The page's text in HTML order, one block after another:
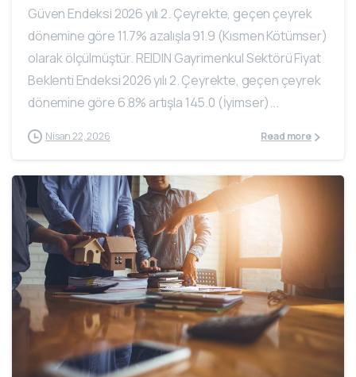
Güven Endeksi 2026 yılı 2. Çeyrekte, geçen çeyrek
dönemine göre 11.7% azalışla 91.9 (Kısmen Kötümser)
olarak ölçülmüştür. REIDIN Gayrimenkul Sektörü Fiyat
Beklenti Endeksi 2026 yılı 2. Çeyrekte, geçen çeyrek
dönemine göre 6.8% artışla 145.0 (İyimser)...
Nisan 22, 2026 Read more